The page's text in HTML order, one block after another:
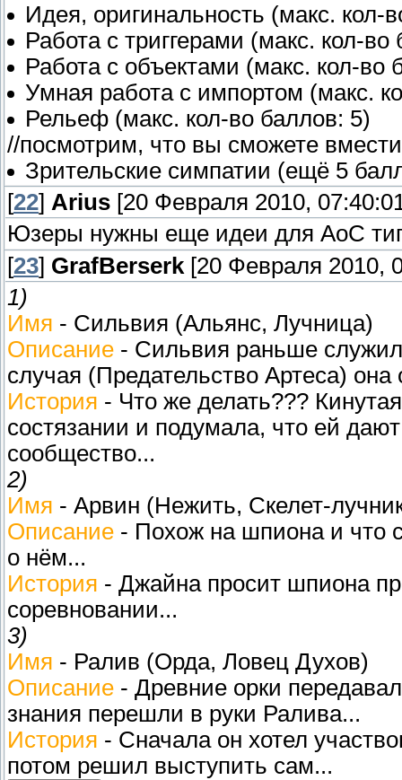
Идея, оригинальность (макс. кол-
Работа с триггерами (макс. кол-во
Работа с объектами (макс. кол-во
Умная работа с импортом (макс.
Рельеф (макс. кол-во баллов: 5)
//посмотрим, что вы сможете
Зрительские симпатии (ещё 5
[22] Arius [20 Февраля 2010,
Юзеры нужны еще идеи для АоС
[23] GrafBerserk [20 Февраля 2010,
1)
Имя - Сильвия (Альянс, Лучница)
Описание - Сильвия раньше
случая (Предательство Артеса) она
История - Что же делать???
состязании и подумала, что ей
сообщество...
2)
Имя - Арвин (Нежить, Скелет-
Описание - Похож на шпиона и что
о нём...
История - Джайна просит шпиона
соревновании...
3)
Имя - Ралив (Орда, Ловец Духов)
Описание - Древние орки
знания перешли в руки Ралива...
История - Сначала он хотел
потом решил выступить сам...